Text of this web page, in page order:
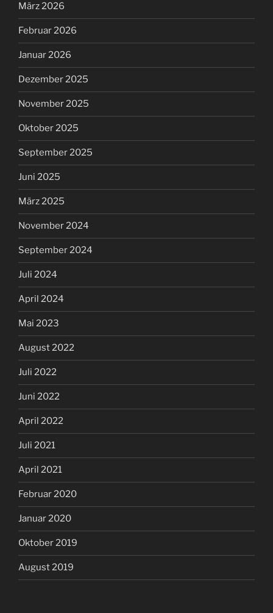
März 2026
Februar 2026
Januar 2026
Dezember 2025
November 2025
Oktober 2025
September 2025
Juni 2025
März 2025
November 2024
September 2024
Juli 2024
April 2024
Mai 2023
August 2022
Juli 2022
Juni 2022
April 2022
Juli 2021
April 2021
Februar 2020
Januar 2020
Oktober 2019
August 2019